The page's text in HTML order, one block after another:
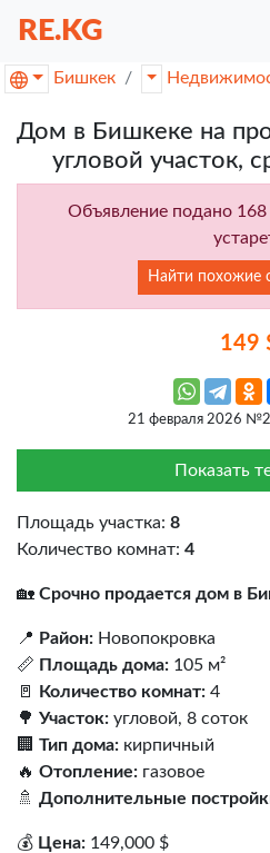
RE.KG
Бишкек
Дом в Бишкеке на
угловой участок,
Объявление подано
Найти похожие
149
21 февраля 2026
Показать
Площадь участка: 8
Количество комнат: 4
🏡 Срочно продается дом в
📍 Район: Новопокровка
📏 Площадь дома: 105 м²
🚪
Количество комнат: 4
🌳 Участок: угловой, 8 соток
🏢 Тип дома: кирпичный
🔥 Отопление: газовое
🚿 Дополнительные
💰 Цена: 149,000 $